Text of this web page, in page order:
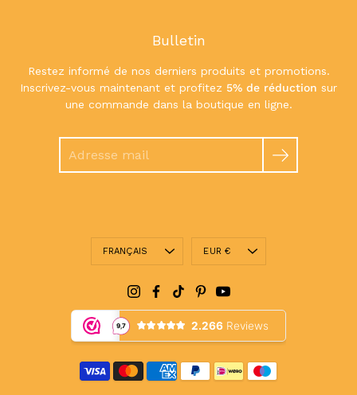
Bulletin
Restez informé de nos derniers produits et promotions.
Inscrivez-vous maintenant et profitez 5% de réduction sur
une commande dans la boutique en ligne.
Langue
FRANÇAIS Devise
EUR €